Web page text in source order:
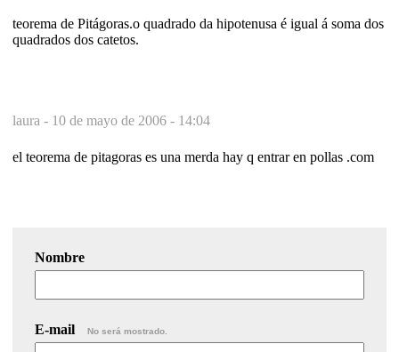
teorema de Pitágoras.o quadrado da hipotenusa é igual á soma dos
quadrados dos catetos.
laura - 10 de mayo de 2006 - 14:04
el teorema de pitagoras es una merda hay q entrar en pollas .com
Nombre
E-mail No será mostrado.